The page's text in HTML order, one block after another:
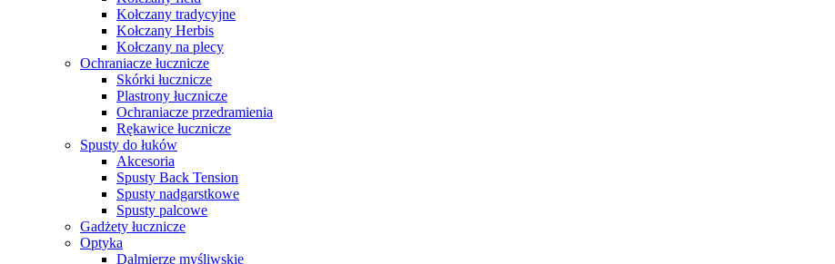
Kołczany tradycyjne
Kołczany Herbis
Kołczany na plecy
Ochraniacze łucznicze
Skórki łucznicze
Plastrony łucznicze
Ochraniacze przedramienia
Rękawice łucznicze
Spusty do łuków
Akcesoria
Spusty Back Tension
Spusty nadgarstkowe
Spusty palcowe
Gadżety łucznicze
Optyka
Dalmierze myśliwskie